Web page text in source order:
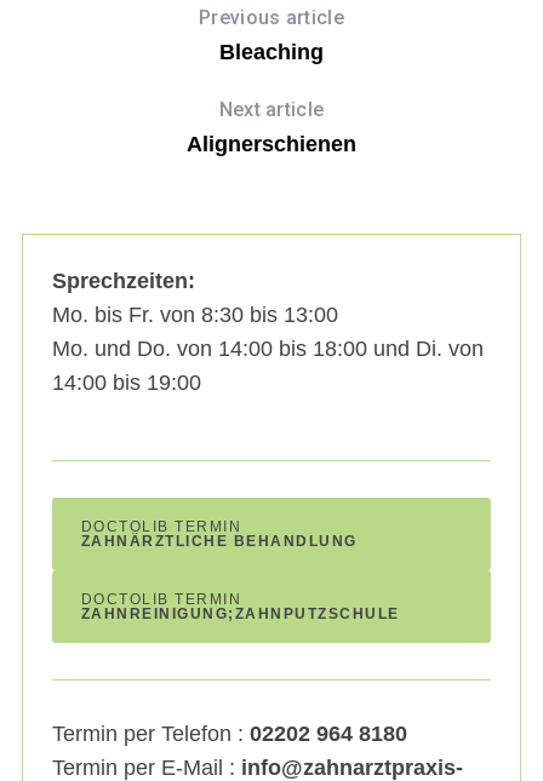
Previous article
Bleaching
Next article
Alignerschienen
Sprechzeiten:
Mo. bis Fr. von 8:30 bis 13:00
Mo. und Do. von 14:00 bis 18:00 und Di. von
14:00 bis 19:00
DOCTOLIB TERMIN
ZAHNÄRZTLICHE BEHANDLUNG
DOCTOLIB TERMIN
ZAHNREINIGUNG;ZAHNPUTZSCHULE
Termin per Telefon : 02202 964 8180
Termin per E-Mail : info@zahnarztpraxis-